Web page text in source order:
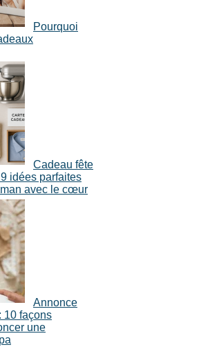
Pourquoi
Cadeau fête
idées parfaites
avec le cœur
Annonce
10 façons
une